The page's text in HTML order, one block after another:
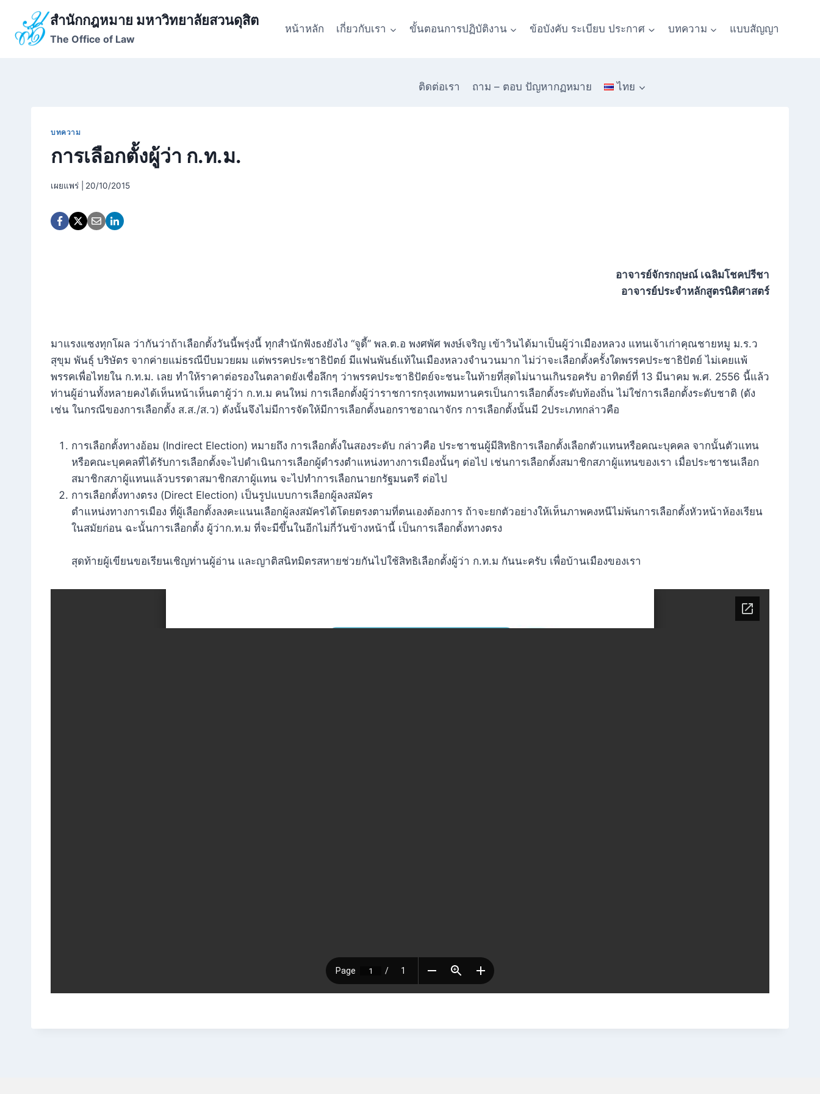
content
สำนักกฎหมาย มหาวิทยาลัยสวนดุสิต
The Office of Law
หน้าหลัก เกี่ยวกับเรา ขั้นตอนการปฏิบัติงาน ข้อบังคับ ระเบียบ ประกาศ บทความ แบบสัญญา
ติดต่อเรา ถาม – ตอบ ปัญหากฏหมาย ไทย
บทความ
การเลือกตั้งผู้ว่า ก.ท.ม.
เผยแพร่ | 20/10/2015
อาจารย์จักรกฤษณ์ เฉลิมโชคปรีชา
อาจารย์ประจำหลักสูตรนิติศาสตร์
มาแรงแซงทุกโผล ว่ากันว่าถ้าเลือกตั้งวันนี้พรุ่งนี้ ทุกสำนักฟังธงยังไง “จูดี้” พล.ต.อ พงศพัศ พงษ์เจริญ เข้าวินได้มาเป็นผู้ว่าเมืองหลวง แทนเจ้าเก่าคุณชายหมู ม.ร.ว
สุขุม พันธุ์ บริษัตร จากค่ายแม่ธรณีบีบมวยผม แต่พรรคประชาธิปัตย์ มีแฟนพันธ์แท้ในเมืองหลวงจำนวนมาก ไม่ว่าจะเลือกตั้งครั้งใดพรรคประชาธิปัตย์ ไม่เคยแพ้
พรรคเพื่อไทยใน ก.ท.ม. เลย ทำให้ราคาต่อรองในตลาดยังเชื่อลึกๆ ว่าพรรคประชาธิปัตย์จะชนะในท้ายที่สุดไม่นานเกินรอครับ อาทิตย์ที่ 13 มีนาคม พ.ศ. 2556 นี้แล้ว
ท่านผู้อ่านทั้งหลายคงได้เห็นหน้าเห็นตาผู้ว่า ก.ท.ม คนใหม่ การเลือกตั้งผู้ว่าราชการกรุงเทพมหานครเป็นการเลือกตั้งระดับท้องถิ่น ไม่ใช่การเลือกตั้งระดับชาติ (ดัง
เช่น ในกรณีของการเลือกตั้ง ส.ส./ส.ว) ดังนั้นจึงไม่มีการจัดให้มีการเลือกตั้งนอกราชอาณาจักร การเลือกตั้งนั้นมี 2ประเภทกล่าวคือ
การเลือกตั้งทางอ้อม (Indirect Election) หมายถึง การเลือกตั้งในสองระดับ กล่าวคือ ประชาชนผู้มีสิทธิการเลือกตั้งเลือกตัวแทนหรือคณะบุคคล จากนั้นตัวแทน
หรือคณะบุคคลที่ได้รับการเลือกตั้งจะไปดำเนินการเลือกผู้ดำรงตำแหน่งทางการเมืองนั้นๆ ต่อไป เช่นการเลือกตั้งสมาชิกสภาผู้แทนของเรา เมื่อประชาชนเลือก
สมาชิกสภาผู้แทนแล้วบรรดาสมาชิกสภาผู้แทน จะไปทำการเลือกนายกรัฐมนตรี ต่อไป
การเลือกตั้งทางตรง (Direct Election) เป็นรูปแบบการเลือกผู้ลงสมัคร
ตำแหน่งทางการเมือง ที่ผู้เลือกตั้งลงคะแนนเลือกผู้ลงสมัครได้โดยตรงตามที่ตนเองต้องการ ถ้าจะยกตัวอย่างให้เห็นภาพคงหนีไม่พ้นการเลือกตั้งหัวหน้าห้องเรียน
ในสมัยก่อน ฉะนั้นการเลือกตั้ง ผู้ว่าก.ท.ม ที่จะมีขึ้นในอีกไม่กี่วันข้างหน้านี้ เป็นการเลือกตั้งทางตรง
สุดท้ายผู้เขียนขอเรียนเชิญท่านผู้อ่าน และญาติสนิทมิตรสหายช่วยกันไปใช้สิทธิเลือกตั้งผู้ว่า ก.ท.ม กันนะครับ เพื่อบ้านเมืองของเรา